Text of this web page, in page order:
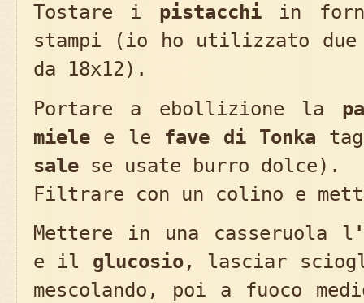
Tostare i pistacchiin
stampi (io ho utilizzato due
da 18x12).
Portare a ebollizione la
miele e le fave di Tonka
sale se usate burro dolce).
Filtrare con un colino e
Mettere in una casseruola l
e il glucosio, lasciar
mescolando, poi a fuoco